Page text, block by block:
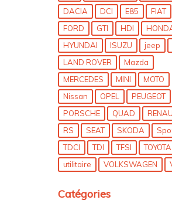
DACIA
DCI E85
FIAT
FORD
GTI HDI
HYUNDAI
ISUZU jeep
LAND ROVER
Mazda
MERCEDES
MINI
MOTO
Nissan
OPEL
PEUGEOT
PORSCHE
QUAD
RS
SEAT SKODA
TDCI
TDI TFSI TOYOTA
utilitaire
VOLKSWAGEN
Catégories